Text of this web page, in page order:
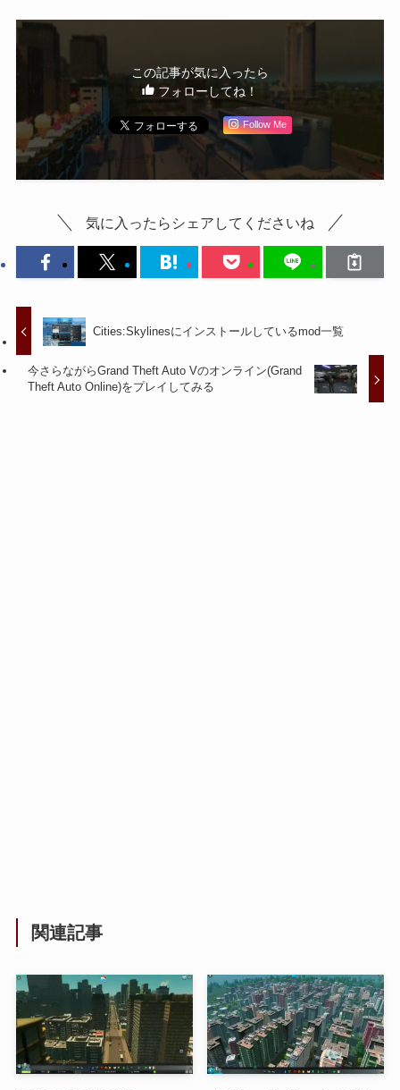
この記事が気に入ったら
フォローしてね！
Follow Me
気に入ったらシェアしてくださいね
Cities:Skylinesにインストールしているmod一覧
今さらながらGrand Theft Auto Vのオンライン(Grand
Theft Auto Online)をプレイしてみる
関連記事